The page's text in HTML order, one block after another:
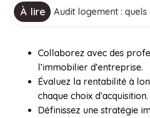
À lire Audit logement : quels
Collaborez avec des
l’immobilier d’entreprise.
Évaluez la rentabilité à
chaque choix d’acquisition.
Définissez une stratégie